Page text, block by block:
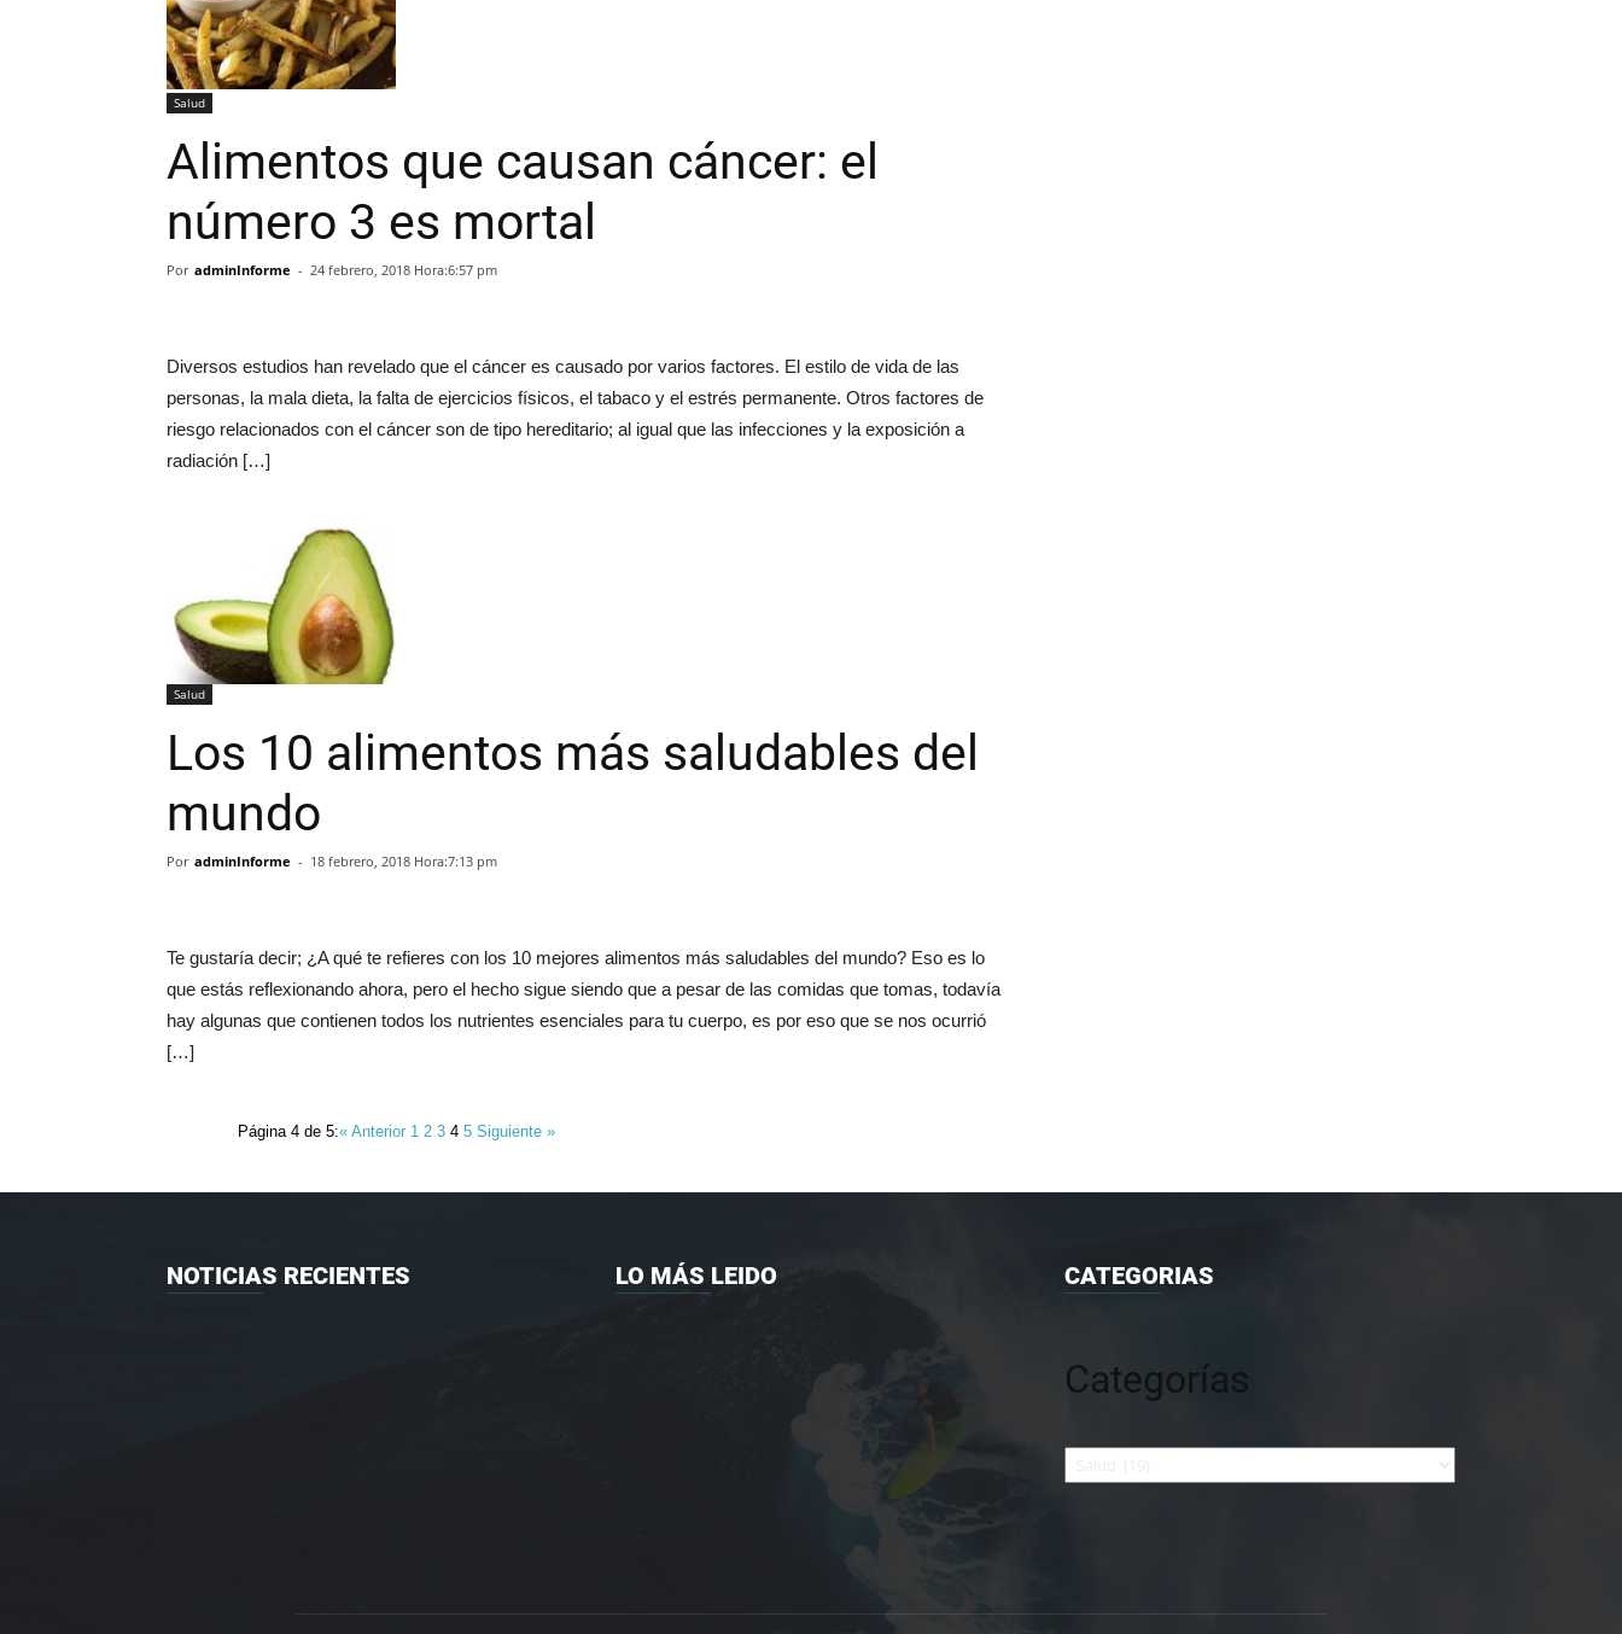
Salud
Alimentos que causan cáncer: el
número 3 es mortal
Por adminInforme - 24 febrero, 2018 Hora:6:57 pm
Diversos estudios han revelado que el cáncer es causado por varios factores. El estilo de vida de las
personas, la mala dieta, la falta de ejercicios físicos, el tabaco y el estrés permanente. Otros factores de
riesgo relacionados con el cáncer son de tipo hereditario; al igual que las infecciones y la exposición a
radiación […]
Salud
Los 10 alimentos más saludables del
mundo
Por adminInforme - 18 febrero, 2018 Hora:7:13 pm
Te gustaría decir; ¿A qué te refieres con los 10 mejores alimentos más saludables del mundo? Eso es lo
que estás reflexionando ahora, pero el hecho sigue siendo que a pesar de las comidas que tomas, todavía
hay algunas que contienen todos los nutrientes esenciales para tu cuerpo, es por eso que se nos ocurrió
[…]
Página 4 de 5:« Anterior 1234 5Siguiente »
NOTICIAS RECIENTES LO MÁS LEIDO CATEGORIAS
Categorías
Categorías